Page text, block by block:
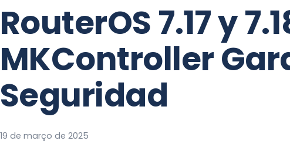
RouterOS 7.17 y
MKController
Seguridad
19 de março de 2025